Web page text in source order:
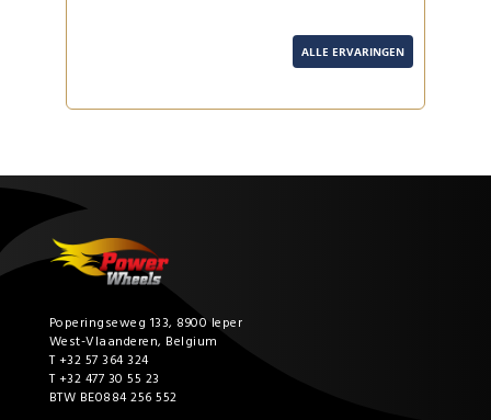
ALLE ERVARINGEN
Poperingseweg 133, 8900 Ieper
West-Vlaanderen, Belgium
T +32 57 364 324
T +32 477 30 55 23
BTW BE0884 256 552